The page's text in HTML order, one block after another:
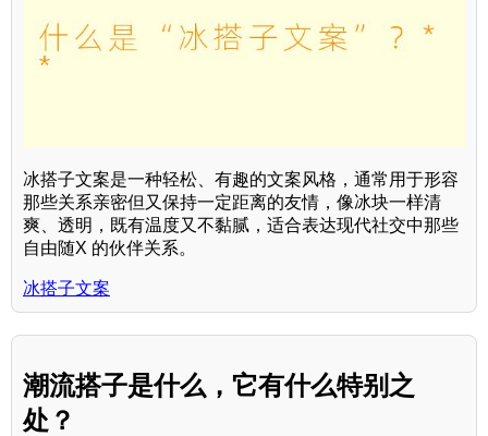
冰搭子文案是一种轻松、有趣的文案风格，通常用于形容
那些关系亲密但又保持一定距离的友情，像冰块一样清
爽、透明，既有温度又不黏腻，适合表达现代社交中那些
自由随X 的伙伴关系。
冰搭子文案
潮流搭子是什么，它有什么特别之
处？